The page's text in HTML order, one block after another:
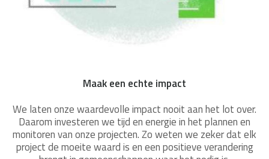
Maak een echte impact
We laten onze waardevolle impact nooit aan het lot over.
Daarom investeren we tijd en energie in het plannen en
monitoren van onze projecten. Zo weten we zeker dat elk
project de moeite waard is en een positieve verandering